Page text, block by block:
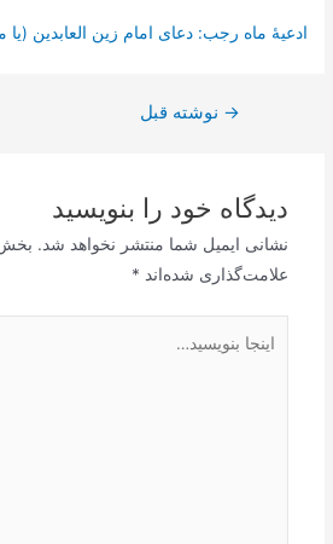
ادعیۀ ماه رجب: دعای امام زین العابدین (یا
راهبری
→ نوشته قبل
دیدگاه‌ خود را بنویسید
نشانی ایمیل شما منتشر نخواهد شد.
علامت‌گذاری شده‌اند *
بنویسید…